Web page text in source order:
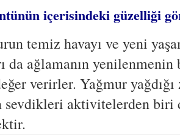
içerisindeki güzelliği
temiz havayı ve yeni
da ağlamanın
verirler. Yağmur
aktivitelerden biri